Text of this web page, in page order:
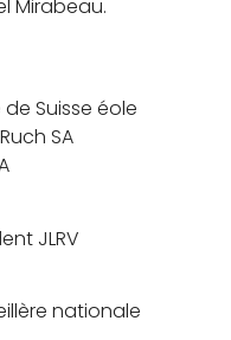
Mirabeau.
Suisse éole
SA
JLRV
nationale